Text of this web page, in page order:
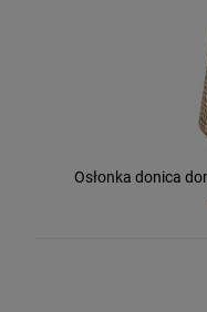
Osłonka donica